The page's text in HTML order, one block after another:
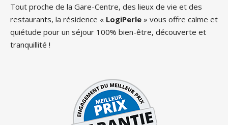
Tout proche de la Gare-Centre, des lieux de vie et des
restaurants, la résidence « LogiPerle » vous offre calme et
quiétude pour un séjour 100% bien-être, découverte et
tranquillité !